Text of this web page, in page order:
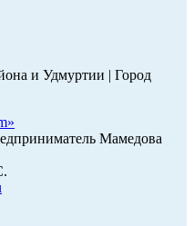
и Удмуртии | Город
»
Мамедова